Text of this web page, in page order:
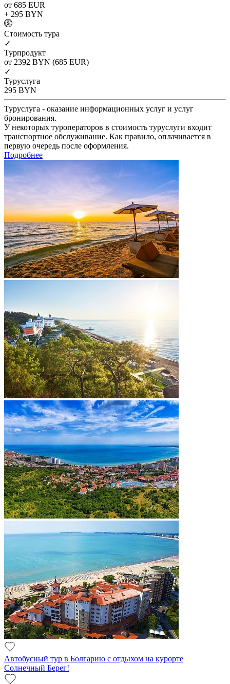
от 685 EUR
+ 295 BYN
Cтоимость тура
✓
Турпродукт
от 2392 BYN (685 EUR)
✓
Туруслуга
295 BYN
Туруслуга - оказание информационных услуг и услуг
бронирования.
У некоторых туроператоров в стоимость туруслуги входит
транспортное обслуживание. Как правило, оплачивается в
первую очередь после оформления.
Подробнее
Автобусный тур в Болгарию с отдыхом на курорте
Солнечный Берег!